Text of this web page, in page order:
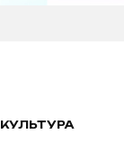
КУЛЬТУРА